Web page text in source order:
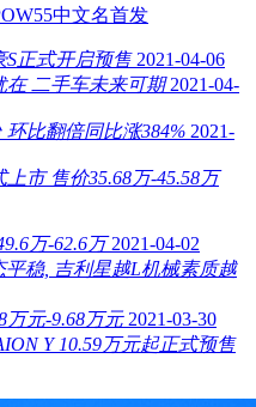
中文名首发
S正式开启预售 2021-04-06
在 二手车未来可期 2021-04-
环比翻倍同比涨384% 2021-
市 售价35.68万-45.58万
万-62.6万 2021-04-02
平稳, 吉利星越L机械素质越
万元-9.68万元 2021-03-30
Y 10.59万元起正式预售